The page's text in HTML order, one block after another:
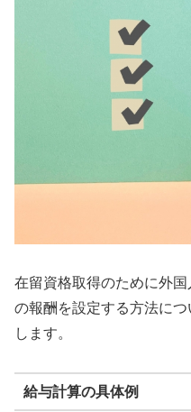
在留資格取得のために外
の報酬を設定する方法に
します。
給与計算の具体例